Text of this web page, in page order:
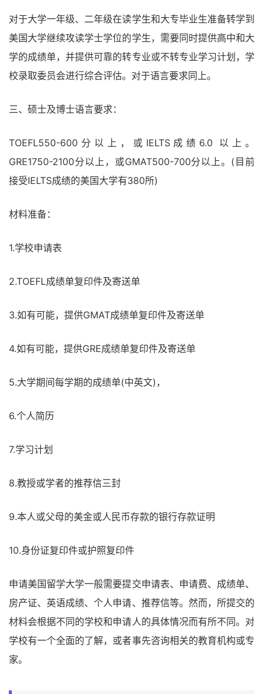
对于大学一年级、二年级在读学生和大专毕业生准备转学到
美国大学继续攻读学士学位的学生，需要同时提供高中和大
学的成绩单，并提供可靠的转专业或不转专业学习计划，学
校录取委员会进行综合评估。对于语言要求同上。
三、硕士及博士语言要求：
TOEFL550-600分以上，或IELTS成绩6.0 以上。
GRE1750-2100分以上，或GMAT500-700分以上。(目前
接受IELTS成绩的美国大学有380所)
材料准备：
1.学校申请表
2.TOEFL成绩单复印件及寄送单
3.如有可能，提供GMAT成绩单复印件及寄送单
4.如有可能，提供GRE成绩单复印件及寄送单
5.大学期间每学期的成绩单(中英文)，
6.个人简历
7.学习计划
8.教授或学者的推荐信三封
9.本人或父母的美金或人民币存款的银行存款证明
10.身份证复印件或护照复印件
申请美国留学大学一般需要提交申请表、申请费、成绩单、
房产证、英语成绩、个人申请、推荐信等。然而，所提交的
材料会根据不同的学校和申请人的具体情况而有所不同。对
学校有一个全面的了解，或者事先咨询相关的教育机构或专
家。